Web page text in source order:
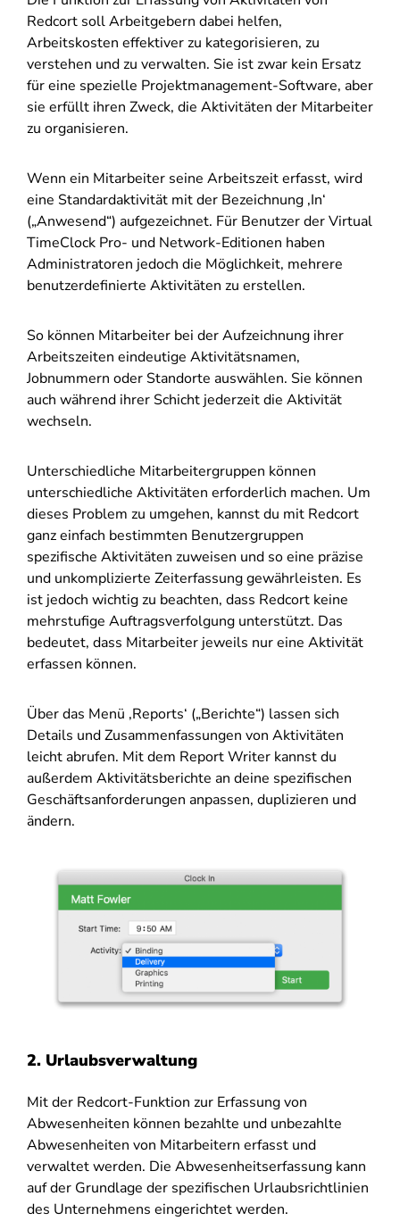
Redcort soll Arbeitgebern dabei helfen,
Arbeitskosten effektiver zu kategorisieren, zu
verstehen und zu verwalten. Sie ist zwar kein Ersatz
für eine spezielle Projektmanagement-Software, aber
sie erfüllt ihren Zweck, die Aktivitäten der Mitarbeiter
zu organisieren.
Wenn ein Mitarbeiter seine Arbeitszeit erfasst, wird
eine Standardaktivität mit der Bezeichnung ‚In‘
(„Anwesend“) aufgezeichnet. Für Benutzer der Virtual
TimeClock Pro- und Network-Editionen haben
Administratoren jedoch die Möglichkeit, mehrere
benutzerdefinierte Aktivitäten zu erstellen.
So können Mitarbeiter bei der Aufzeichnung ihrer
Arbeitszeiten eindeutige Aktivitätsnamen,
Jobnummern oder Standorte auswählen. Sie können
auch während ihrer Schicht jederzeit die Aktivität
wechseln.
Unterschiedliche Mitarbeitergruppen können
unterschiedliche Aktivitäten erforderlich machen. Um
dieses Problem zu umgehen, kannst du mit Redcort
ganz einfach bestimmten Benutzergruppen
spezifische Aktivitäten zuweisen und so eine präzise
und unkomplizierte Zeiterfassung gewährleisten. Es
ist jedoch wichtig zu beachten, dass Redcort keine
mehrstufige Auftragsverfolgung unterstützt. Das
bedeutet, dass Mitarbeiter jeweils nur eine Aktivität
erfassen können.
Über das Menü ‚Reports‘ („Berichte“) lassen sich
Details und Zusammenfassungen von Aktivitäten
leicht abrufen. Mit dem Report Writer kannst du
außerdem Aktivitätsberichte an deine spezifischen
Geschäftsanforderungen anpassen, duplizieren und
ändern.
2. Urlaubsverwaltung
Mit der Redcort-Funktion zur Erfassung von
Abwesenheiten können bezahlte und unbezahlte
Abwesenheiten von Mitarbeitern erfasst und
verwaltet werden. Die Abwesenheitserfassung kann
auf der Grundlage der spezifischen Urlaubsrichtlinien
des Unternehmens eingerichtet werden.